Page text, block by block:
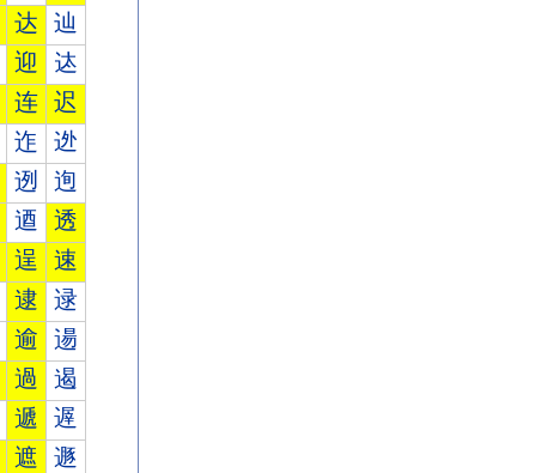
达 辿
迎 迏
连 迟
迮 迯
迾 迿
逎 透
逞 速
逮 逯
逾 逿
過 遏
遞 遟
遮 遯